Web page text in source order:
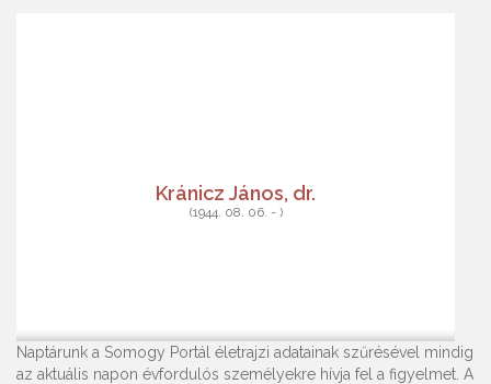
Kránicz János, dr.
(1944. 08. 06. - )
Naptárunk a Somogy Portál életrajzi adatainak szűrésével mindig
az aktuális napon évfordulós személyekre hívja fel a figyelmet. A